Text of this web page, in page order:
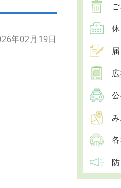
年02月19日